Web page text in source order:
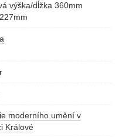
výška/dĺžka 360mm
moderního umění v
Králové